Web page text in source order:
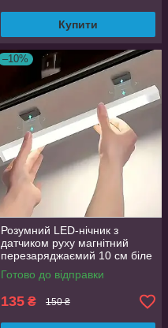
Купити
–10%
Розумний LED-нічник з
датчиком руху магнітний
перезаряджаємий 10 см біле
світло
Готово до відправки
135 ₴ 150 ₴